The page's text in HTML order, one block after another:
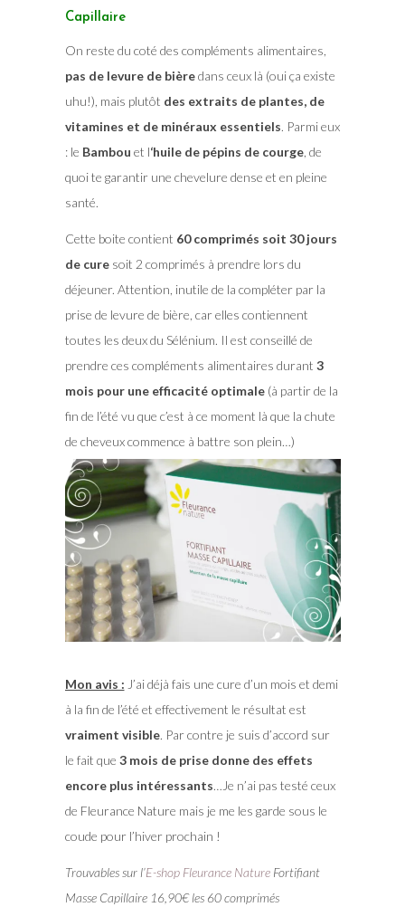
Capillaire
On reste du coté des compléments alimentaires,
pas de levure de bièredans ceux là (oui ça existe
uhu!), mais plutôt des extraits de plantes, de
vitamines et de minéraux essentiels. Parmi eux
: le Bambou et l‘huile de pépins de courge, de
quoi te garantir une chevelure dense et en pleine
santé.
Cette boite contient 60 comprimés soit 30 jours
de curesoit 2 comprimés à prendre lors du
déjeuner. Attention, inutile de la compléter par la
prise de levure de bière, car elles contiennent
toutes les deux du Sélénium. Il est conseillé de
prendre ces compléments alimentaires durant 3
mois pour une efficacité optimale(à partir de la
fin de l’été vu que c’est à ce moment là que la chute
de cheveux commence à battre son plein…)
Mon avis : J’ai déjà fais une cure d’un mois et demi
à la fin de l’été et effectivement le résultat est
vraiment visible. Par contre je suis d’accord sur
le fait que 3 mois de prise donne des effets
encore plus intéressants…Je n’ai pas testé ceux
de Fleurance Nature mais je me les garde sous le
coude pour l’hiver prochain !
Trouvables sur l’E-shop Fleurance NatureFortifiant
Masse Capillaire 16,90€ les 60 comprimés